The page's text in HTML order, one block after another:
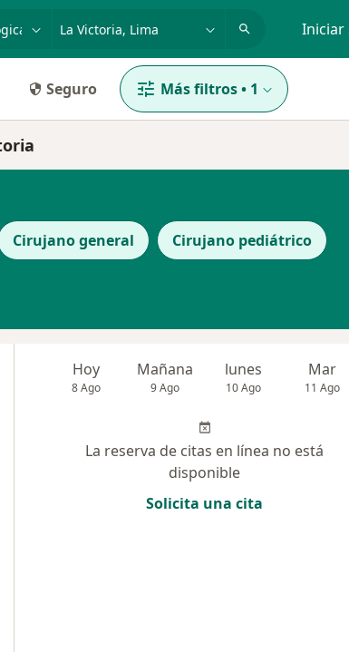
o nombre Iniciar
Seguro Más filtros• 1
Cirujano general Cirujano pediátrico
Hoy
8 Ago
Mañana
9 Ago
lunes
10 Ago
Mar
11 Ago
La reserva de citas en línea no está
disponible
Solicita una cita